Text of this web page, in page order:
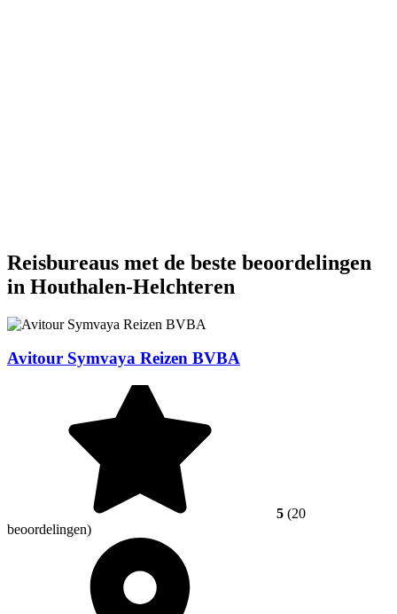
Reisbureaus met de beste beoordelingen
in Houthalen-Helchteren
Avitour Symvaya Reizen BVBA
5 (20
beoordelingen)